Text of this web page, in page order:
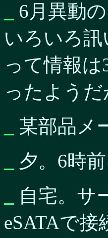
6月異動
いろいろ
って情報
ったようだ
某部品メ
夕。6時
自宅。サ
eSATAで